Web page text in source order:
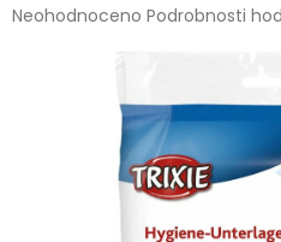
Průměrné
Neohodnoceno Podrobnosti